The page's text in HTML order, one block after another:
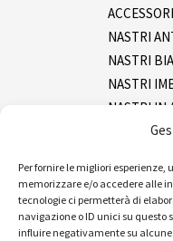
Per fornire le migliori
memorizzare e/o accedere alle
tecnologie ci permetterà di
navigazione o ID unici su questo
influire negativamente su
ACCESSORI
NASTRI
NASTRI
NASTRI
NASTRI IN
NASTRI IN
NASTRI
NASTRI
NASTRI